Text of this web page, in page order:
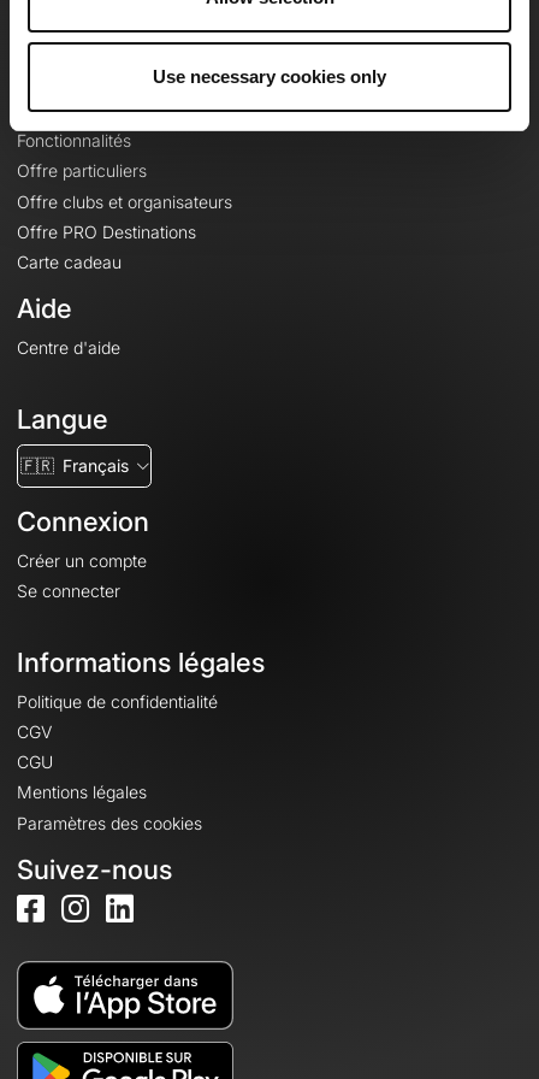
Use necessary cookies only
Le Mag'
Fonds de cartes topographiques
Fonctionnalités
Offre particuliers
Offre clubs et organisateurs
Offre PRO Destinations
Carte cadeau
Aide
Centre d'aide
Langue
🇫🇷 Français
Connexion
Créer un compte
Se connecter
Informations légales
Politique de confidentialité
CGV
CGU
Mentions légales
Paramètres des cookies
Suivez-nous